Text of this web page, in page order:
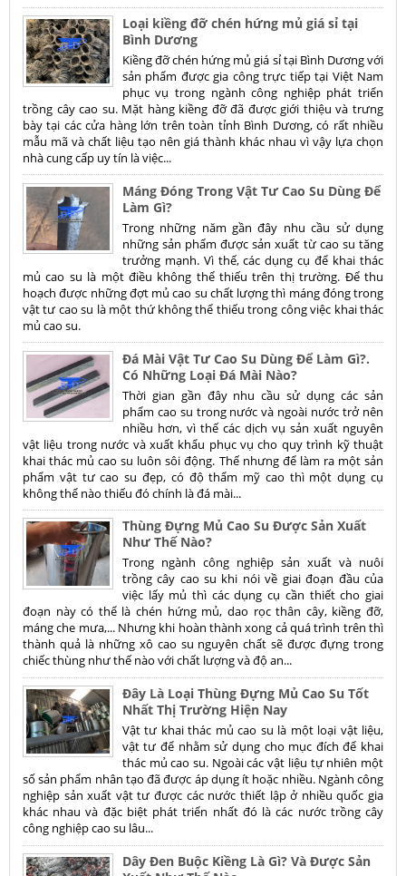
Loại kiềng đỡ chén hứng mủ giá sỉ tại
Bình Dương
Kiềng đỡ chén hứng mủ giá sỉ tại Bình Dương với
sản phẩm được gia công trực tiếp tại Việt Nam
phục vụ trong ngành công nghiệp phát triển
trồng cây cao su. Mặt hàng kiềng đỡ đã được giới thiệu và trưng
bày tại các cửa hàng lớn trên toàn tỉnh Bình Dương, có rất nhiều
mẫu mã và chất liệu tạo nên giá thành khác nhau vì vậy lựa chọn
nhà cung cấp uy tín là việc...
Máng Đóng Trong Vật Tư Cao Su Dùng Để
Làm Gì?
Trong những năm gần đây nhu cầu sử dụng
những sản phẩm được sản xuất từ cao su tăng
trưởng mạnh. Vì thế, các dụng cụ để khai thác
mủ cao su là một điều không thể thiếu trên thị trường. Để thu
hoạch được những đợt mủ cao su chất lượng thì máng đóng trong
vật tư cao su là một thứ không thể thiếu trong công việc khai thác
mủ cao su.
Đá Mài Vật Tư Cao Su Dùng Để Làm Gì?.
Có Những Loại Đá Mài Nào?
Thời gian gần đây nhu cầu sử dụng các sản
phẩm cao su trong nước và ngoài nước trở nên
nhiều hơn, vì thế các dịch vụ sản xuất nguyên
vật liệu trong nước và xuất khẩu phục vụ cho quy trình kỹ thuật
khai thác mủ cao su luôn sôi động. Thế nhưng để làm ra một sản
phẩm vật tư cao su đẹp, có độ thẩm mỹ cao thì một dụng cụ
không thể nào thiếu đó chính là đá mài...
Thùng Đựng Mủ Cao Su Được Sản Xuất
Như Thế Nào?
Trong ngành công nghiệp sản xuất và nuôi
trồng cây cao su khi nói về giai đoạn đầu của
việc lấy mủ thì các dụng cụ cần thiết cho giai
đoạn này có thể là chén hứng mủ, dao rọc thân cây, kiềng đỡ,
máng che mưa,... Nhưng khi hoàn thành xong cả quá trình trên thì
thành quả là những xô cao su nguyên chất sẽ được đựng trong
chiếc thùng như thế nào với chất lượng và độ an...
Đây Là Loại Thùng Đựng Mủ Cao Su Tốt
Nhất Thị Trường Hiện Nay
Vật tư khai thác mủ cao su là một loại vật liệu,
vật tư để nhằm sử dụng cho mục đích để khai
thác mủ cao su. Ngoài các vật liệu tự nhiên một
số sản phẩm nhân tạo đã được áp dụng ít hoặc nhiều. Ngành công
nghiệp sản xuất vật tư được các nước thiết lập ở nhiều quốc gia
khác nhau và đặc biệt phát triển nhất đó là các nước trồng cây
công nghiệp cao su lâu...
Dây Đen Buộc Kiềng Là Gì? Và Được Sản